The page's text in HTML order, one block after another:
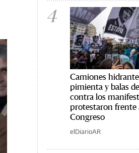
4
Camiones
pimienta y balas
contra los
protestaron frente
Congreso
elDiarioAR